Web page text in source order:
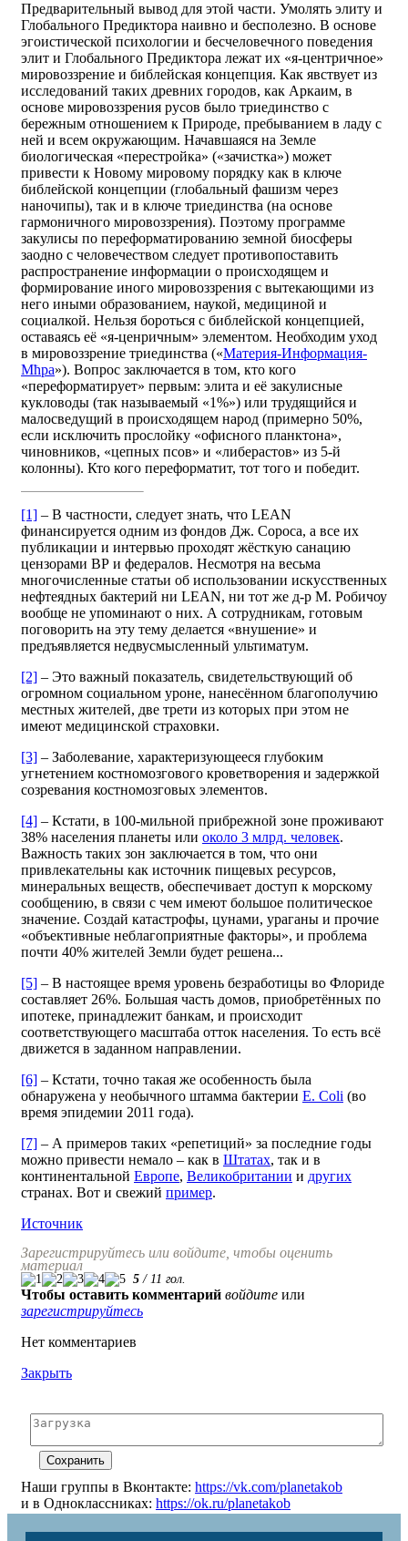
Предварительный вывод для этой части. Умолять элиту и
Глобального Предиктора наивно и бесполезно. В основе
эгоистической психологии и бесчеловечного поведения
элит и Глобального Предиктора лежат их «я-центричное»
мировоззрение и библейская концепция. Как явствует из
исследований таких древних городов, как Аркаим, в
основе мировоззрения русов было триединство с
бережным отношением к Природе, пребыванием в ладу с
ней и всем окружающим. Начавшаяся на Земле
биологическая «перестройка» («зачистка») может
привести к Новому мировому порядку как в ключе
библейской концепции (глобальный фашизм через
наночипы), так и в ключе триединства (на основе
гармоничного мировоззрения). Поэтому программе
закулисы по переформатированию земной биосферы
заодно с человечеством следует противопоставить
распространение информации о происходящем и
формирование иного мировоззрения с вытекающими из
него иными образованием, наукой, медициной и
социалкой. Нельзя бороться с библейской концепцией,
оставаясь её «я-ценричным» элементом. Необходим уход
в мировоззрение триединства («Материя-Информация-
Мћра»). Вопрос заключается в том, кто кого
«переформатирует» первым: элита и её закулисные
кукловоды (так называемый «1%») или трудящийся и
малосведущий в происходящем народ (примерно 50%,
если исключить прослойку «офисного планктона»,
чиновников, «цепных псов» и «либерастов» из 5-й
колонны). Кто кого переформатит, тот того и победит.
[1] – В частности, следует знать, что LEAN
финансируется одним из фондов Дж. Сороса, а все их
публикации и интервью проходят жёсткую санацию
цензорами ВР и федералов. Несмотря на весьма
многочисленные статьи об использовании искусственных
нефтеядных бактерий ни LEAN, ни тот же д-р М. Робичоу
вообще не упоминают о них. А сотрудникам, готовым
поговорить на эту тему делается «внушение» и
предъявляется недвусмысленный ультиматум.
[2] – Это важный показатель, свидетельствующий об
огромном социальном уроне, нанесённом благополучию
местных жителей, две трети из которых при этом не
имеют медицинской страховки.
[3] – Заболевание, характеризующееся глубоким
угнетением костномозгового кроветворения и задержкой
созревания костномозговых элементов.
[4] – Кстати, в 100-мильной прибрежной зоне проживают
38% населения планеты или около 3 млрд. человек.
Важность таких зон заключается в том, что они
привлекательны как источник пищевых ресурсов,
минеральных веществ, обеспечивает доступ к морскому
сообщению, в связи с чем имеют большое политическое
значение. Создай катастрофы, цунами, ураганы и прочие
«объективные неблагоприятные факторы», и проблема
почти 40% жителей Земли будет решена...
[5] – В настоящее время уровень безработицы во Флориде
составляет 26%. Большая часть домов, приобретённых по
ипотеке, принадлежит банкам, и происходит
соответствующего масштаба отток населения. То есть всё
движется в заданном направлении.
[6] – Кстати, точно такая же особенность была
обнаружена у необычного штамма бактерии E. Coli (во
время эпидемии 2011 года).
[7] – А примеров таких «репетиций» за последние годы
можно привести немало – как в Штатах, так и в
континентальной Европе, Великобритании и других
странах. Вот и свежий пример.
Источник
Зарегистрируйтесь или войдите, чтобы оценить
материал
5 / 11 гол.
Чтобы оставить комментарий войдите или
зарегистрируйтесь
Нет комментариев
Закрыть
Наши группы в Вконтакте: https://vk.com/planetakob
и в Одноклассниках: https://ok.ru/planetakob